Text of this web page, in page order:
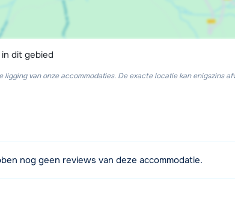
dit gebied
ligging van onze accommodaties. De exacte locatie kan enigszins
nog geen reviews van deze accommodatie.